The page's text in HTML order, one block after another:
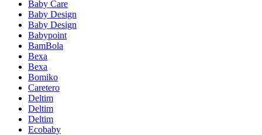
Baby Care
Baby Design
Baby Design
Babypoint
BamBola
Bexa
Bexa
Bomiko
Caretero
Deltim
Deltim
Deltim
Ecobaby